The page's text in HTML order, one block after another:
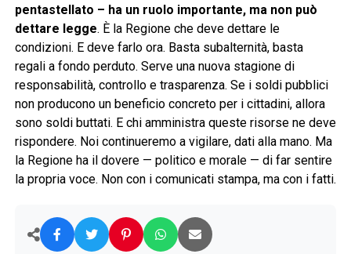
pentastellato – ha un ruolo importante, ma non può
dettare legge. È la Regione che deve dettare le
condizioni. E deve farlo ora. Basta subalternità, basta
regali a fondo perduto. Serve una nuova stagione di
responsabilità, controllo e trasparenza. Se i soldi pubblici
non producono un beneficio concreto per i cittadini, allora
sono soldi buttati. E chi amministra queste risorse ne deve
rispondere. Noi continueremo a vigilare, dati alla mano. Ma
la Regione ha il dovere — politico e morale — di far sentire
la propria voce. Non con i comunicati stampa, ma con i fatti.